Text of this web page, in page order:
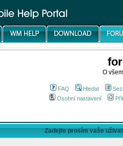
O
FAQ Hledat
Osobní nastavení
Zadejte prosím vaše